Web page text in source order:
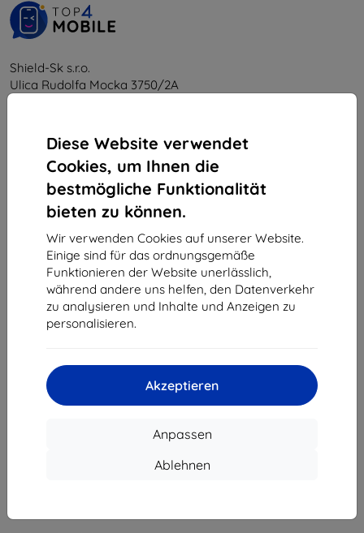
Diese Website verwendet
Cookies, um Ihnen die
bestmögliche Funktionalität
bieten zu können.
Wir verwenden Cookies auf unserer Website.
Einige sind für das ordnungsgemäße
Funktionieren der Website unerlässlich,
während andere uns helfen, den Datenverkehr
zu analysieren und Inhalte und Anzeigen zu
personalisieren.
Akzeptieren
Anpassen
Ablehnen
Shield-Sk s.r.o.
Ulica Rudolfa Mocka 3750/2A
USt-IdNr.:SK2023549671
Kontakt
info@top4mobile.eu
Schreiben Sie uns
Montag bis Freitag:
Online8:00 - 16:00